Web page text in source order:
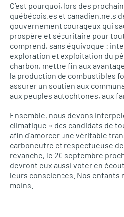
C’est pourquoi, lors des
québécois.es et canadien.ne.s
gouvernement courageux qui
prospère et sécuritaire pour
comprend, sans équivoque :
exploration et exploitation du
charbon, mettre fin aux
la production de combustibles
assurer un soutien aux
aux peuples autochtones, aux
Ensemble, nous devons
climatique » des candidats de
afin d’amorcer une véritable
carboneutre et respectueuse
revanche, le 20 septembre
devront eux aussi voter en
leurs consciences. Nos enfants
moins.